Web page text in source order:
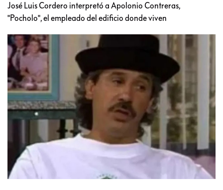
José Luis Cordero interpretó a Apolonio Contreras,
"Pocholo", el empleado del edificio donde viven